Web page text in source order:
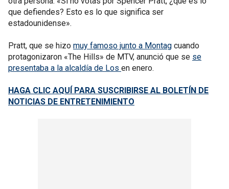
que defiendes? Esto es lo que significa ser
estadounidense».
Pratt, que se hizo muy famoso junto a Montag cuando
protagonizaron «The Hills» de MTV, anunció que se se
presentaba a la alcaldía de Los en enero.
HAGA CLIC AQUÍ PARA SUSCRIBIRSE AL BOLETÍN DE
NOTICIAS DE ENTRETENIMIENTO